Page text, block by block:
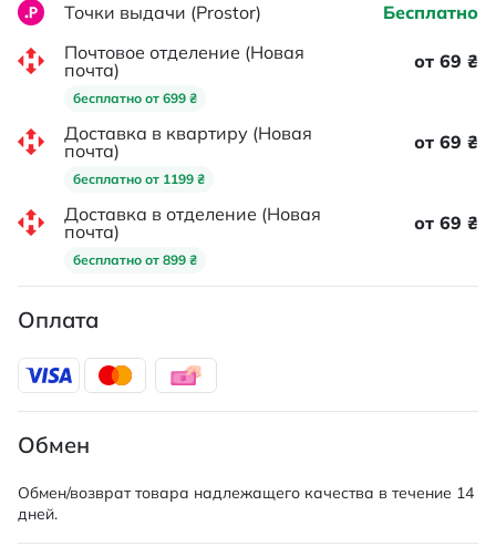
Точки выдачи (Prostor)
Бесплатно
Почтовое отделение (Новая
почта)
бесплатно от 699 ₴
от 69 ₴
Доставка в квартиру (Новая
почта)
бесплатно от 1199 ₴
от 69 ₴
Доставка в отделение (Новая
почта)
бесплатно от 899 ₴
от 69 ₴
Оплата
Обмен
Обмен/возврат товара надлежащего качества в течение 14
дней.